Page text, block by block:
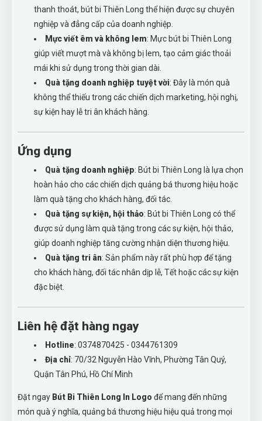
thanh thoát, bút bi Thiên Long thể hiện được sự chuyên
nghiệp và đẳng cấp của doanh nghiệp.
Mực viết êm và không lem: Mực bút bi Thiên Long
giúp viết mượt mà và không bị lem, tạo cảm giác thoải
mái khi sử dụng trong thời gian dài.
Quà tặng doanh nghiệp tuyệt vời: Đây là món quà
không thể thiếu trong các chiến dịch marketing, hội nghị,
sự kiện hay lễ tri ân khách hàng.
Ứng dụng
Quà tặng doanh nghiệp: Bút bi Thiên Long là lựa chọn
hoàn hảo cho các chiến dịch quảng bá thương hiệu hoặc
làm quà tặng cho khách hàng, đối tác.
Quà tặng sự kiện, hội thảo: Bút bi Thiên Long có thể
được sử dụng làm quà tặng trong các sự kiện, hội thảo,
giúp doanh nghiệp tăng cường nhận diện thương hiệu.
Quà tặng tri ân: Sản phẩm này rất phù hợp để tặng
cho khách hàng, đối tác nhân dịp lễ, Tết hoặc các sự kiện
đặc biệt.
Liên hệ đặt hàng ngay
Hotline: 0374870425 - 0344761309
Địa chỉ: 70/32 Nguyễn Hào Vĩnh, Phường Tân Quý,
Quận Tân Phú, Hồ Chí Minh
Đặt ngay Bút Bi Thiên Long In Logo để mang đến những
món quà ý nghĩa, quảng bá thương hiệu hiệu quả trong mọi